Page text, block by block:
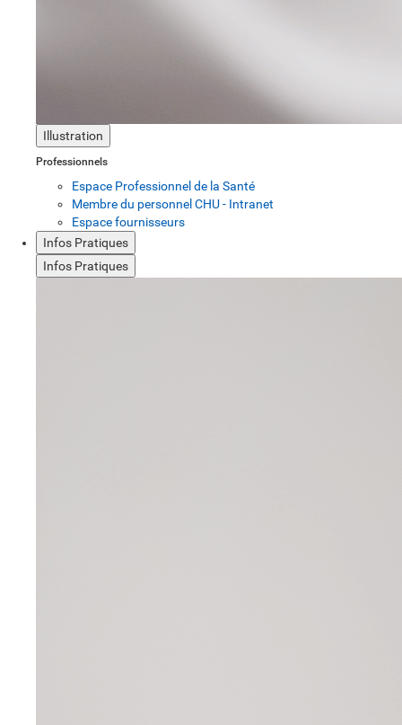
Illustration
Professionnels
Espace Professionnel de la Santé
Membre du personnel CHU - Intranet
Espace fournisseurs
Infos Pratiques
Infos Pratiques